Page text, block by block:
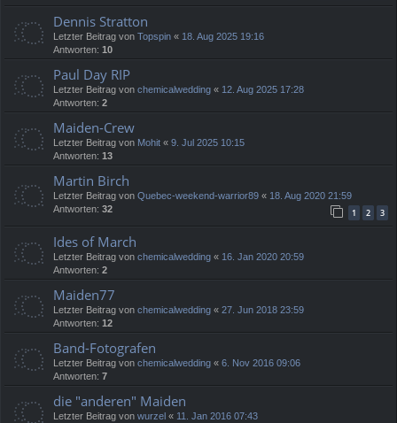
Dennis Stratton
Letzter Beitrag von Topspin « 18. Aug 2025 19:16
Antworten: 10
Paul Day RIP
Letzter Beitrag von chemicalwedding « 12. Aug 2025 17:28
Antworten: 2
Maiden-Crew
Letzter Beitrag von Mohit « 9. Jul 2025 10:15
Antworten: 13
Martin Birch
Letzter Beitrag von Quebec-weekend-warrior89 « 18. Aug 2020 21:59
Antworten: 32 1 2 3
Ides of March
Letzter Beitrag von chemicalwedding « 16. Jan 2020 20:59
Antworten: 2
Maiden77
Letzter Beitrag von chemicalwedding « 27. Jun 2018 23:59
Antworten: 12
Band-Fotografen
Letzter Beitrag von chemicalwedding « 6. Nov 2016 09:06
Antworten: 7
die "anderen" Maiden
Letzter Beitrag von wurzel « 11. Jan 2016 07:43